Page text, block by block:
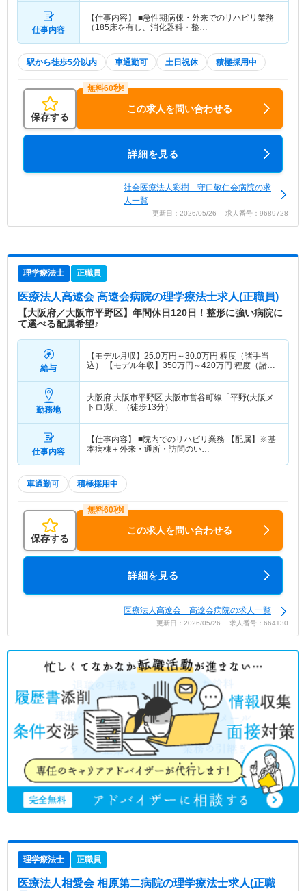
仕事内容
【仕事内容】 ■急性期病棟・外来でのリハビリ業務
（185床を有し、消化器科・整…
駅から徒歩5分以内 車通勤可 土日祝休 積極採用中
保存する
この求人を問い合わせる
詳細を見る
社会医療法人彩樹 守口敬仁会病院の求
人一覧
更新日：2026/05/26 求人番号：9689728
理学療法士 正職員
医療法人高遼会 高遼会病院の理学療法士求人(正職員)
【大阪府／大阪市平野区】年間休日120日！整形に強い病院に
て選べる配属希望♪
給与
【モデル月収】 25.0万円～30.0万円 程度（諸手当
込） 【モデル年収】 350万円～420万円 程度（諸手
勤務地
大阪府 大阪市平野区 大阪市営谷町線「平野(大阪メ
トロ)駅」（徒歩13分）
仕事内容
【仕事内容】 ■院内でのリハビリ業務 【配属】※基
本病棟＋外来・通所・訪問のい…
車通勤可 積極採用中
保存する
この求人を問い合わせる
詳細を見る
医療法人高遼会 高遼会病院の求人一覧
更新日：2026/05/26 求人番号：664130
理学療法士 正職員
医療法人相愛会 相原第二病院の理学療法士求人(正職